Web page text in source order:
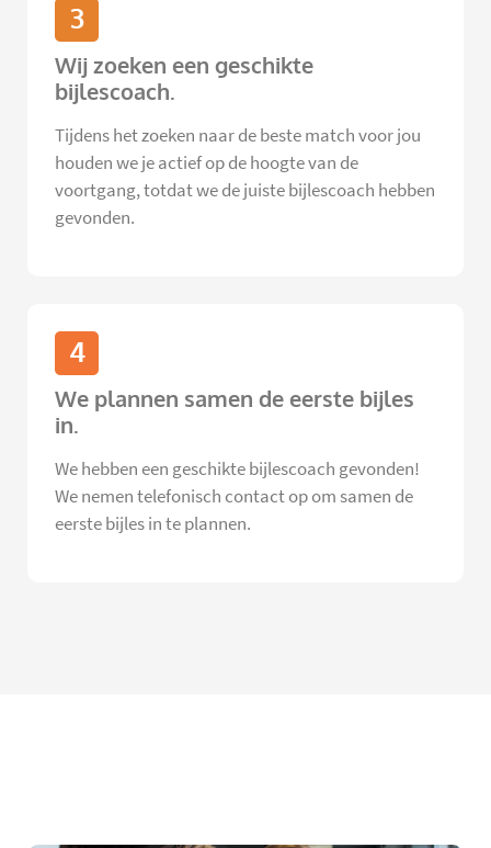
3
Wij zoeken een geschikte
bijlescoach.
Tijdens het zoeken naar de beste match voor jou
houden we je actief op de hoogte van de
voortgang, totdat we de juiste bijlescoach hebben
gevonden.
4
We plannen samen de eerste bijles
in.
We hebben een geschikte bijlescoach gevonden!
We nemen telefonisch contact op om samen de
eerste bijles in te plannen.